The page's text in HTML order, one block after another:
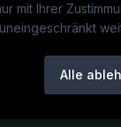
mit Ihrer
Alle
Jobs
Jobkategorien